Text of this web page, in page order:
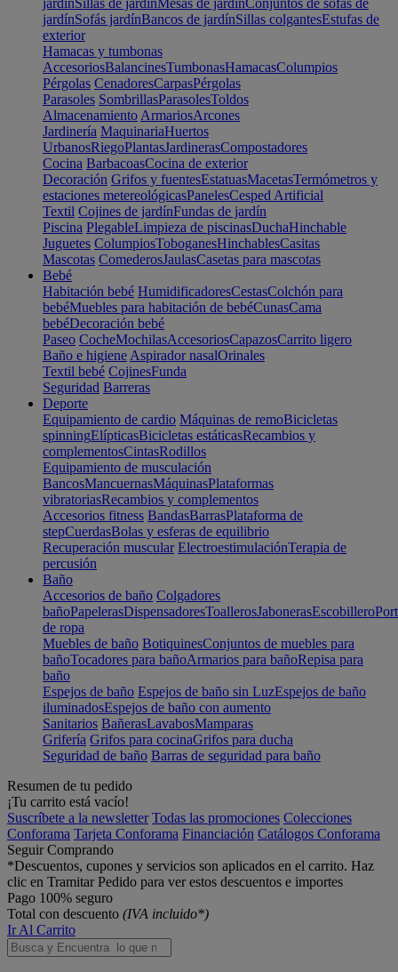
jardínSillas de jardínMesas de jardínConjuntos de sofás de
jardínSofás jardínBancos de jardínSillas colgantesEstufas de
exterior
Hamacas y tumbonas
AccesoriosBalancinesTumbonasHamacasColumpios
Pérgolas CenadoresCarpasPérgolas
Parasoles SombrillasParasolesToldos
Almacenamiento ArmariosArcones
Jardinería MaquinariaHuertos
UrbanosRiegoPlantasJardinerasCompostadores
Cocina BarbacoasCocina de exterior
Decoración Grifos y fuentesEstatuasMacetasTermómetros y
estaciones metereológicasPanelesCesped Artificial
Textil Cojines de jardínFundas de jardín
Piscina PlegableLimpieza de piscinasDuchaHinchable
Juguetes ColumpiosToboganesHinchablesCasitas
Mascotas ComederosJaulasCasetas para mascotas
Bebé
Habitación bebé HumidificadoresCestasColchón para
bebéMuebles para habitación de bebéCunasCama
bebéDecoración bebé
Paseo CocheMochilasAccesoriosCapazosCarrito ligero
Baño e higiene Aspirador nasalOrinales
Textil bebé CojinesFunda
Seguridad Barreras
Deporte
Equipamiento de cardio Máquinas de remoBicicletas
spinningElípticasBicicletas estáticasRecambios y
complementosCintasRodillos
Equipamiento de musculación
BancosMancuernasMáquinasPlataformas
vibratoriasRecambios y complementos
Accesorios fitness BandasBarrasPlataforma de
stepCuerdasBolas y esferas de equilibrio
Recuperación muscular ElectroestimulaciónTerapia de
percusión
Baño
Accesorios de baño Colgadores
bañoPapelerasDispensadoresToallerosJabonerasEscobillero
de ropa
Muebles de baño BotiquinesConjuntos de muebles para
bañoTocadores para bañoArmarios para bañoRepisa para
baño
Espejos de baño Espejos de baño sin LuzEspejos de baño
iluminadosEspejos de baño con aumento
Sanitarios BañerasLavabosMamparas
Grifería Grifos para cocinaGrifos para ducha
Seguridad de baño Barras de seguridad para baño
Resumen de tu pedido
¡Tu carrito está vacío!
Suscríbete a la newsletter Todas las promociones Colecciones
Conforama Tarjeta Conforama Financiación Catálogos Conforama
Seguir Comprando
*Descuentos, cupones y servicios son aplicados en el carrito. Haz
clic en Tramitar Pedido para ver estos descuentos e importes
Pago 100% seguro
Total con descuento (IVA incluido*)
Ir Al Carrito